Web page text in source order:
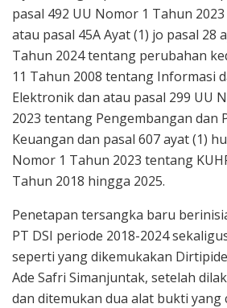
pasal 492 UU Nomor 1 Tahun
atau pasal 45A Ayat (1) jo pasal 28
Tahun 2024 tentang perubahan
11 Tahun 2008 tentang Informasi
Elektronik dan atau pasal 299 UU
2023 tentang Pengembangan dan
Keuangan dan pasal 607 ayat (1)
Nomor 1 Tahun 2023 tentang
Tahun 2018 hingga 2025.
Penetapan tersangka baru
PT DSI periode 2018-2024
seperti yang dikemukakan
Ade Safri Simanjuntak, setelah
dan ditemukan dua alat bukti yang